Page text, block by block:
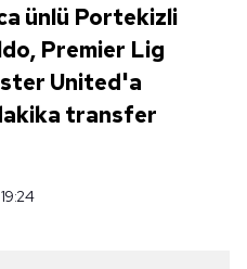
ünlü Portekizli
Premier Lig
United'a
transfer